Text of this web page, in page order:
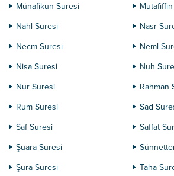
Münafikun Suresi
Nahl Suresi
Nasr
Necm Suresi
Neml
Nisa Suresi
Nuh
Nur Suresi
Rahman
Rum Suresi
Sad
Saf Suresi
Saffat
Şuara Suresi
Şura Suresi
Taha